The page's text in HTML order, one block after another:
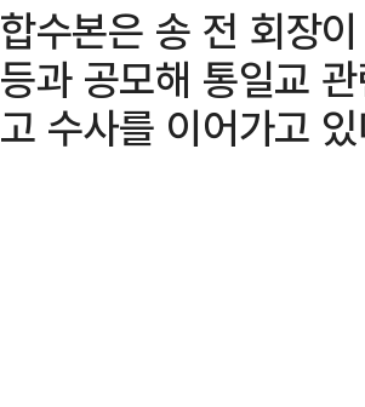
합수본은 송 전 회장
등과 공모해 통일교
고 수사를 이어가고